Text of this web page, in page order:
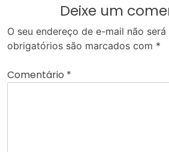
Deixe um
O seu endereço de e-mail não
obrigatórios são marcados com *
Comentário *